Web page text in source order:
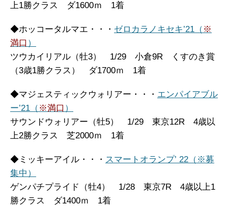
上1勝クラス ダ1600ｍ 1着
◆ホッコータルマエ・・・ ゼロカラノキセキ’21（ ※
満口 ）
ツウカイリアル（牡3） 1/29 小倉9R くすのき賞
（3歳1勝クラス） ダ1700ｍ 1着
◆マジェスティックウォリアー・・・ エンパイアブル
ー’21（ ※満口 ）
サウンドウォリアー（牡5） 1/29 東京12R 4歳以
上2勝クラス 芝2000ｍ 1着
◆ミッキーアイル・・・ スマートオランプ’ 22（※募
集中）
ゲンパチプライド（牡4） 1/28 東京7R 4歳以上1
勝クラス ダ1400ｍ 1着